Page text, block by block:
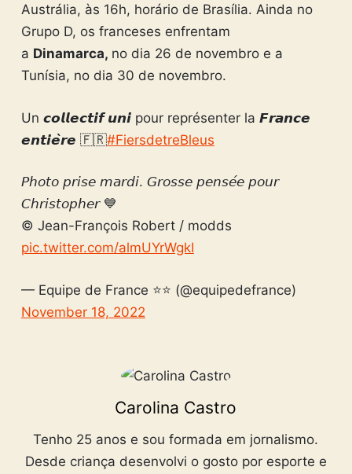
Austrália, às 16h, horário de Brasília. Ainda no
Grupo D, os franceses enfrentam
a Dinamarca, no dia 26 de novembro e a
Tunísia, no dia 30 de novembro.
Un 𝙘𝙤𝙡𝙡𝙚𝙘𝙩𝙞𝙛 𝙪𝙣𝙞 pour représenter la 𝙁𝙧𝙖𝙣𝙘𝙚
𝙚𝙣𝙩𝙞𝙚̀𝙧𝙚 🇫🇷#FiersdetreBleus
𝘗𝘩𝘰𝘵𝘰 𝘱𝘳𝘪𝘴𝘦 𝘮𝘢𝘳𝘥𝘪. 𝘎𝘳𝘰𝘴𝘴𝘦 𝘱𝘦𝘯𝘴𝘦́𝘦 𝘱𝘰𝘶𝘳
𝘊𝘩𝘳𝘪𝘴𝘵𝘰𝘱𝘩𝘦𝘳 💙
© Jean-François Robert / modds
pic.twitter.com/almUYrWgkI
— Equipe de France ⭐⭐ (@equipedefrance)
November 18, 2022
Carolina Castro
Tenho 25 anos e sou formada em jornalismo.
Desde criança desenvolvi o gosto por esporte e